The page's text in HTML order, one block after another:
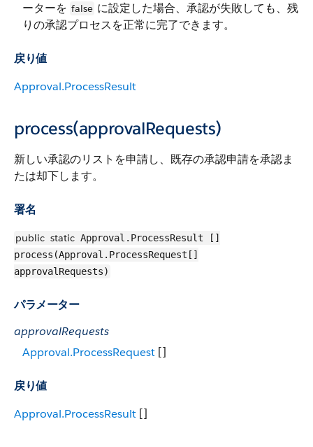
ーターを false に設定した場合、承認が失敗しても、残
りの承認プロセスを正常に完了できます。
戻り値
Approval.ProcessResult
process(approvalRequests)
新しい承認のリストを申請し、既存の承認申請を承認ま
たは却下します。
署名
public static Approval.ProcessResult []
process(Approval.ProcessRequest[]
approvalRequests)
パラメーター
approvalRequests
Approval.ProcessRequest []
戻り値
Approval.ProcessResult []